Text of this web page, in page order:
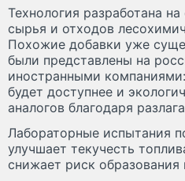
Технология разработана
сырья и отходов
Похожие добавки уже
были представлены на
иностранными
будет доступнее и
аналогов благодаря
Лабораторные испытания
улучшает текучесть
снижает риск